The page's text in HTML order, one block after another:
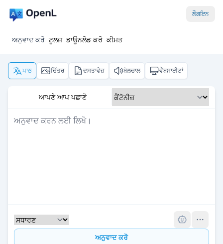
ਲੌਗਇਨ
ਅਨੁਵਾਦ ਕਰੋ ਟੂਲਜ਼ ਡਾਊਨਲੋਡ ਕਰੋ ਕੀਮਤ
ਪਾਠ ਚਿੱਤਰ ਦਸਤਾਵੇਜ਼ ਬੋਲਚਾਲ ਵੈੱਬਸਾਈਟਾਂ
ਆਪਣੇ ਆਪ ਪਛਾਣੋ
ਅਨੁਵਾਦ ਕਰੋ